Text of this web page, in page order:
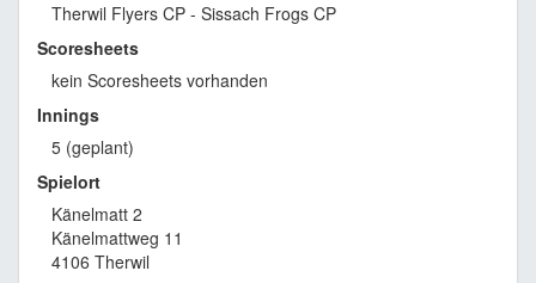
Therwil Flyers CP - Sissach Frogs CP
Scoresheets
kein Scoresheets vorhanden
Innings
5 (geplant)
Spielort
Känelmatt 2
Känelmattweg 11
4106 Therwil